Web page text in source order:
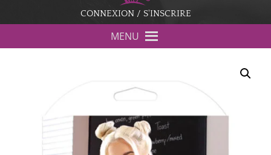
CONNEXION / S'INSCRIRE
MENU